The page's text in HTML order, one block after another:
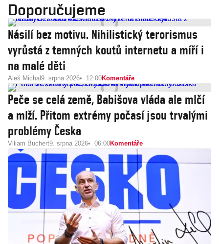
Doporučujeme
Násilí bez motivu. Nihilistický terorismus
vyrůstá z temných koutů internetu a míří i
na malé děti
Aleš Michal 9. srpna 2026 12:00Komentáře
Peče se celá země, Babišova vláda ale mlčí
a mlží. Přitom extrémy počasí jsou trvalými
problémy Česka
Viliam Buchert9. srpna 2026 06:00Komentáře